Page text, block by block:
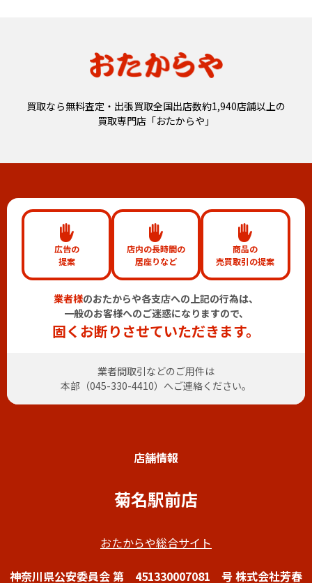
買取なら無料査定・出張買取全国出店数約1,940店舗以上の
買取専門店「おたからや」
広告の
提案
店内の長時間の
居座りなど
商品の
売買取引の提案
業者様のおたからや各支店への上記の行為は、
一般のお客様へのご迷惑になりますので、
固くお断りさせていただきます。
業者間取引などのご用件は
本部（045-330-4410）へご連絡ください。
店舗情報
菊名駅前店
おたからや総合サイト
神奈川県公安委員会 第 451330007081 号 株式会社芳春